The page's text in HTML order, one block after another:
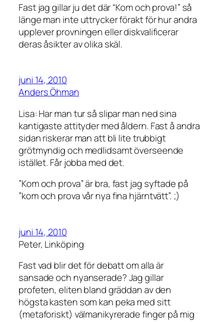
Fast jag gillar ju det där “Kom och prova!” så
länge man inte uttrycker förakt för hur andra
upplever provningen eller diskvalificerar
deras åsikter av olika skäl.
juni 14, 2010
Anders Öhman
Lisa: Har man tur så slipar man ned sina
kantigaste attityder med åldern. Fast å andra
sidan riskerar man att bli lite trubbigt
grötmyndig och medlidsamt överseende
istället. Får jobba med det.
”Kom och prova” är bra, fast jag syftade på
”kom och prova vår nya fina hjärntvätt”. ;)
juni 14, 2010
Peter, Linköping
Fast vad blir det för debatt om alla är
sansade och nyanserade? Jag gillar
profeten, eliten bland gräddan av den
högsta kasten som kan peka med sitt
(metaforiskt) välmanikyrerade finger på mig